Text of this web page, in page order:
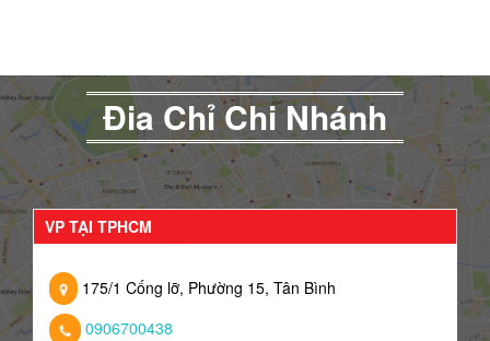
Đia Chỉ Chi Nhánh
VP TẠI TPHCM
175/1 Cống lỡ, Phường 15, Tân Bình
0906700438